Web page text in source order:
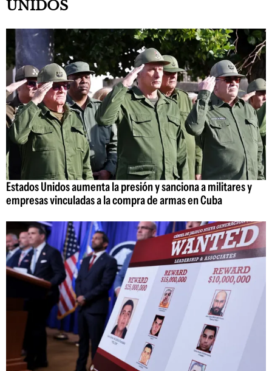
UNIDOS
Estados Unidos aumenta la presión y sanciona a militares y
empresas vinculadas a la compra de armas en Cuba